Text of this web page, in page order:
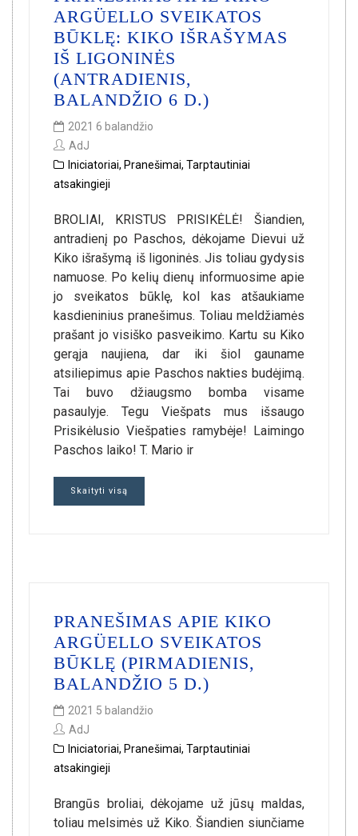
ARGÜELLO SVEIKATOS
BŪKLĘ: KIKO IŠRAŠYMAS
IŠ LIGONINĖS
(ANTRADIENIS,
BALANDŽIO 6 D.)
2021 6 balandžio
AdJ
Iniciatoriai, Pranešimai, Tarptautiniai
atsakingieji
BROLIAI, KRISTUS PRISIKĖLĖ! Šiandien,
antradienį po Paschos, dėkojame Dievui už
Kiko išrašymą iš ligoninės. Jis toliau gydysis
namuose. Po kelių dienų informuosime apie
jo sveikatos būklę, kol kas atšaukiame
kasdieninius pranešimus. Toliau meldžiamės
prašant jo visiško pasveikimo. Kartu su Kiko
gerąja naujiena, dar iki šiol gauname
atsiliepimus apie Paschos nakties budėjimą.
Tai buvo džiaugsmo bomba visame
pasaulyje. Tegu Viešpats mus išsaugo
Prisikėlusio Viešpaties ramybėje! Laimingo
Paschos laiko! T. Mario ir
Skaityti visą
PRANEŠIMAS APIE KIKO
ARGÜELLO SVEIKATOS
BŪKLĘ (PIRMADIENIS,
BALANDŽIO 5 D.)
2021 5 balandžio
AdJ
Iniciatoriai, Pranešimai, Tarptautiniai
atsakingieji
Brangūs broliai, dėkojame už jūsų maldas,
toliau melsimės už Kiko. Šiandien siunčiame